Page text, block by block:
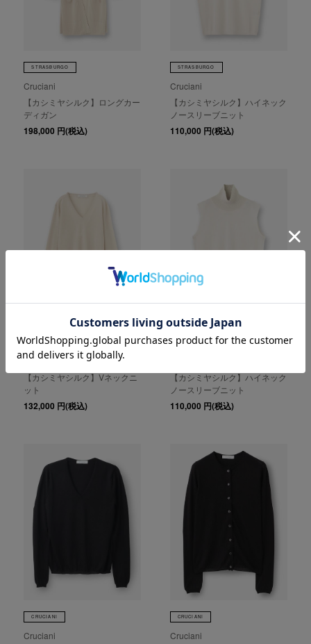
STRASBURGO
Cruciani
【カシミヤシルク】ロングカー
ディガン
198,000 円(税込)
STRASBURGO
Cruciani
【カシミヤシルク】ハイネック
ノースリーブニット
110,000 円(税込)
CRUCIANI
Cruciani
【カシミヤシルク】Vネックニ
ット
132,000 円(税込)
CRUCIANI
【カシミヤシルク】ハイネック
ノースリーブニット
110,000 円(税込)
CRUCIANI
Cruciani
CRUCIANI
Cruciani